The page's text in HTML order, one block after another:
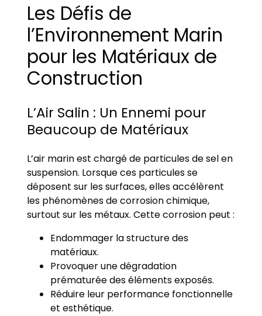
Les Défis de
l’Environnement Marin
pour les Matériaux de
Construction
L’Air Salin : Un Ennemi pour
Beaucoup de Matériaux
L’air marin est chargé de particules de sel en
suspension. Lorsque ces particules se
déposent sur les surfaces, elles accélèrent
les phénomènes de corrosion chimique,
surtout sur les métaux. Cette corrosion peut :
Endommager la structure des
matériaux.
Provoquer une dégradation
prématurée des éléments exposés.
Réduire leur performance fonctionnelle
et esthétique.